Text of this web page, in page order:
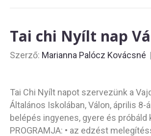
Tai chi Nyílt nap
Szerző: Marianna Palócz Kovácsné |
Tai Chi Nyílt napot szervezünk a
Általános Iskolában, Válon, április 8-
belépés ingyenes, gyere és próbáld
PROGRAMJA: • az edzést